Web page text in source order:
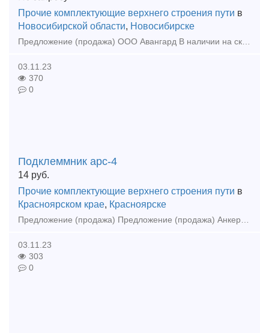
Прочие комплектующие верхнего строения пути в
Новосибирской области, Новосибирске
Предложение (продажа) ООО Авангард В наличии на складе в г Новосибирске. Также в наличии: рельсы, шпалы, подкладка, накладка, прокладка, крепеж, стрелочные п
03.11.23
370
0
Подклеммник арс-4
14 руб.
Прочие комплектующие верхнего строения пути в
Красноярском крае, Красноярске
Предложение (продажа) Предложение (продажа) Анкер АРС-04.04.005-03 350 руб. АРС - 04.04.001-01 Клемма АРС - 04.04.001-01 90 руб.
03.11.23
303
0